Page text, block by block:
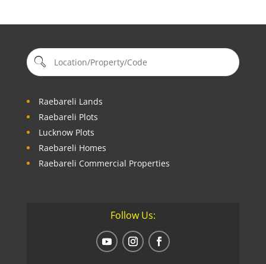
Raebareli Lands
Raebareli Plots
Lucknow Plots
Raebareli Homes
Raebareli Commercial Properties
Follow Us: